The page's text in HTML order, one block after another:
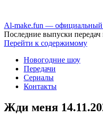
Аl-make.fun — официальный
Последние выпуски
Перейти к содержимому
Новогодние шоу
Передачи
Сериалы
Контакты
Жди меня